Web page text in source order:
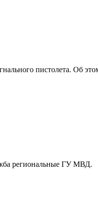
пистолета. Об
региональные ГУ МВД.